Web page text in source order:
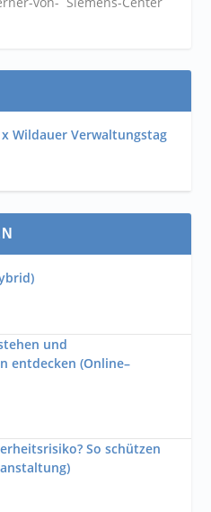
Wildauer Verwaltungstag
und
entdecken (Online–
So schützen